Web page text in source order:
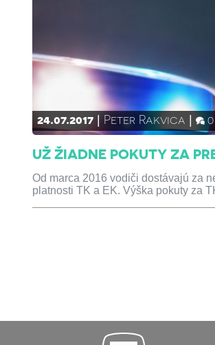
24.07.2017 Peter Rakvica 0
UŽ ŽIADNE POKUTY ZA
Od marca 2016 vodiči dostávajú za
platnosti TK a EK. Výška pokuty za